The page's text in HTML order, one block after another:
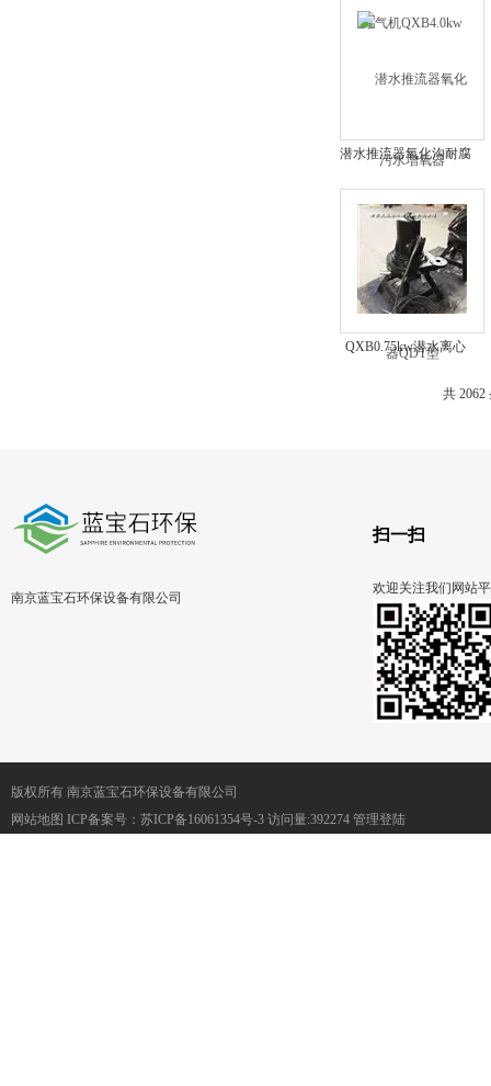
潜水推流器氧化沟耐腐
QXB0.75kw潜水离心
共
南京蓝宝石环保设备有限公司
扫一扫
欢迎关注我们网站
版权所有 南京蓝宝石环保设备有限公司
网站地图 ICP备案号： 苏ICP备16061354号-3 访问量:392274 管理登陆